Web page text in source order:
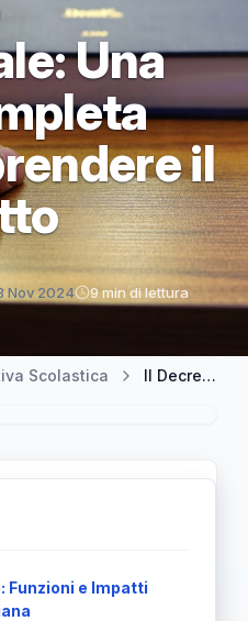
Una
il
Nov 2024 9 min di lettura
Scolastica Il Decreto Ministeriale: Una Guida Completa per Comprendere il Suo Impatto
Funzioni e Impatti